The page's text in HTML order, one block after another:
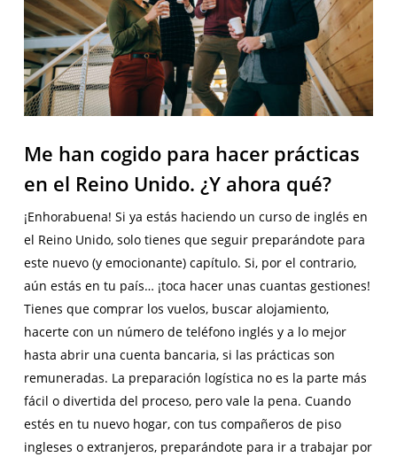
Me han cogido para hacer prácticas
en el Reino Unido. ¿Y ahora qué?
¡Enhorabuena! Si ya estás haciendo un curso de inglés en
el Reino Unido, solo tienes que seguir preparándote para
este nuevo (y emocionante) capítulo. Si, por el contrario,
aún estás en tu país… ¡toca hacer unas cuantas gestiones!
Tienes que comprar los vuelos, buscar alojamiento,
hacerte con un número de teléfono inglés y a lo mejor
hasta abrir una cuenta bancaria, si las prácticas son
remuneradas. La preparación logística no es la parte más
fácil o divertida del proceso, pero vale la pena. Cuando
estés en tu nuevo hogar, con tus compañeros de piso
ingleses o extranjeros, preparándote para ir a trabajar por